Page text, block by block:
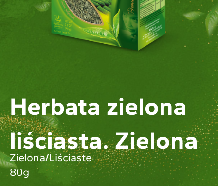
Herbata zielona
liściasta. Zielona
Zielona/Liściaste
80g